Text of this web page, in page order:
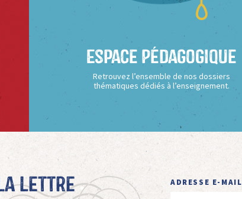
Espace Pédagogique
Retrouvez l’ensemble de nos dossiers
thématiques dédiés à l’enseignement.
Lettre ADRESSE E-MAIL